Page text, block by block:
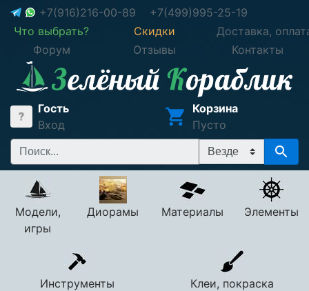
+7(916)216-00-89
+7(499)995-25-19
Что выбрать?
Скидки
Доставка,
Форум
Отзывы Контакты
Гость
Вход
Корзина
Пусто
Модели,
игры
Диорамы Материалы Элементы
Инструменты
Клеи, покраска